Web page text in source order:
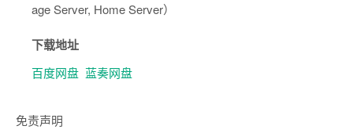
age Server, Home Server）
下载地址
百度网盘 蓝奏网盘
免责声明